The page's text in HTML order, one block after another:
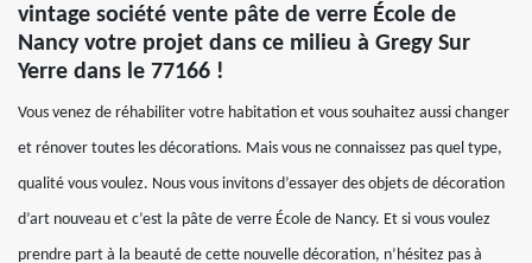
vintage société vente pâte de verre École de
Nancy votre projet dans ce milieu à Gregy Sur
Yerre dans le 77166 !
Vous venez de réhabiliter votre habitation et vous souhaitez aussi changer
et rénover toutes les décorations. Mais vous ne connaissez pas quel type,
qualité vous voulez. Nous vous invitons d’essayer des objets de décoration
d’art nouveau et c’est la pâte de verre École de Nancy. Et si vous voulez
prendre part à la beauté de cette nouvelle décoration, n’hésitez pas à